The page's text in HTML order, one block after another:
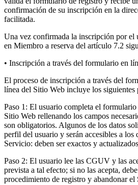
confirmación de su inscripción en la
facilitada.
Una vez confirmada la inscripción por el
en Miembro a reserva del artículo 7.2
• Inscripción a través del formulario en
El proceso de inscripción a través del
línea del Sitio Web incluye los siguientes
Paso 1: El usuario completa el
Sitio Web rellenando los campos
son obligatorios. Algunos de los datos
perfil del usuario y serán accesibles a los
Servicio: deben ser exactos y
Paso 2: El usuario lee las CGUV y las
prevista a tal efecto; si no las acepta,
procedimiento de registro y abandonar